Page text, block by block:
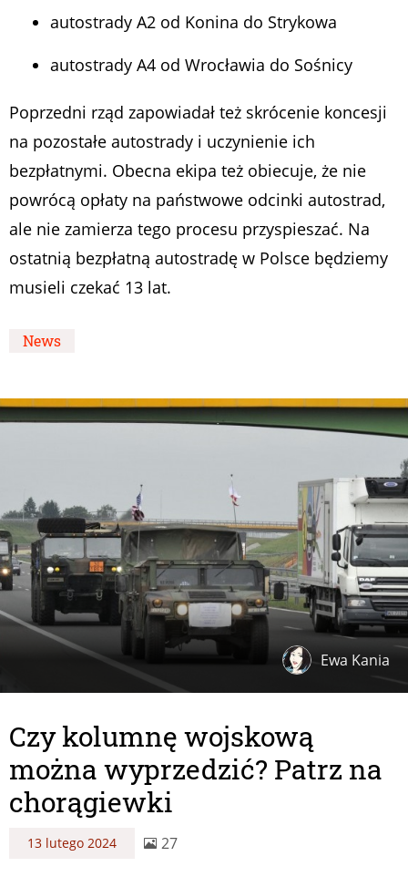
autostrady A2 od Konina do Strykowa
autostrady A4 od Wrocławia do Sośnicy
Poprzedni rząd zapowiadał też skrócenie koncesji
na pozostałe autostrady i uczynienie ich
bezpłatnymi. Obecna ekipa też obiecuje, że nie
powrócą opłaty na państwowe odcinki autostrad,
ale nie zamierza tego procesu przyspieszać. Na
ostatnią bezpłatną autostradę w Polsce będziemy
musieli czekać 13 lat.
News
Ewa Kania
Czy kolumnę wojskową
można wyprzedzić? Patrz na
chorągiewki
13 lutego 2024 27